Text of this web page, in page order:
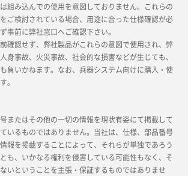
組み込んでの使用を意図しておりません。これらの
ご検討されている場合、用途に合った仕様確認が必
事前に弊社窓口へご確認下さい。
確認せず、弊社製品がこれらの意図で使用され、弊
身事故、火災事故、社会的な損害などが生じても、
負いかねます。なお、兵器システム向けに購入・使
。
またはその他の一切の情報を現状有姿にて掲載して
いるものではありません。当社は、仕様、部品番号
報を掲載することによって、それらが単独であろう
も、いかなる権利を侵害している可能性もなく、そ
いということを主張・保証するものではありませ